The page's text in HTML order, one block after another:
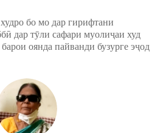
бо мо дар гирифтани
дар тӯли сафари муолиҷаи худ
оянда пайванди бузурге эҷод